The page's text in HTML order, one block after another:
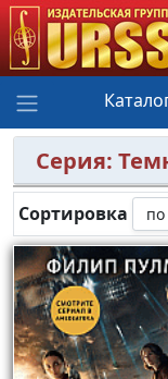
Серия:
Сортировка